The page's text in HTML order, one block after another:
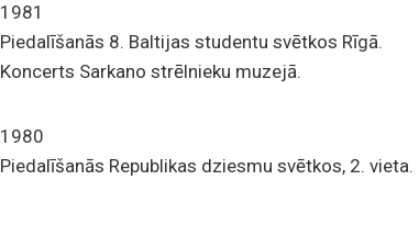
1981
Piedalīšanās 8. Baltijas studentu svētkos Rīgā.
Koncerts Sarkano strēlnieku muzejā.
1980
Piedalīšanās Republikas dziesmu svētkos, 2. vieta.